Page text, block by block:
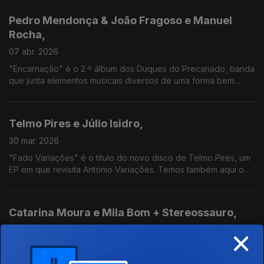
Pedro Mendonça & João Fragoso e Manuel
Rocha,
07 abr. 2026
"Encarnação" é o 2.º álbum dos Duques do Precariado, banda
que junta elementos musicais diversos de uma forma bem
Telmo Pires e Júlio Isidro,
30 mar. 2026
"Fado Variações" é o título do novo disco de Telmo Pires, um
EP em que revisita António Variações. Temos também aqui o
Catarina Moura e Mila Bom + Stereossauro,
As duas primeiras integram o septeto Segue-me à Capela, cujo
3.º disco, “Quando um Fio S’Ensarilha”, traz uma colaboração×